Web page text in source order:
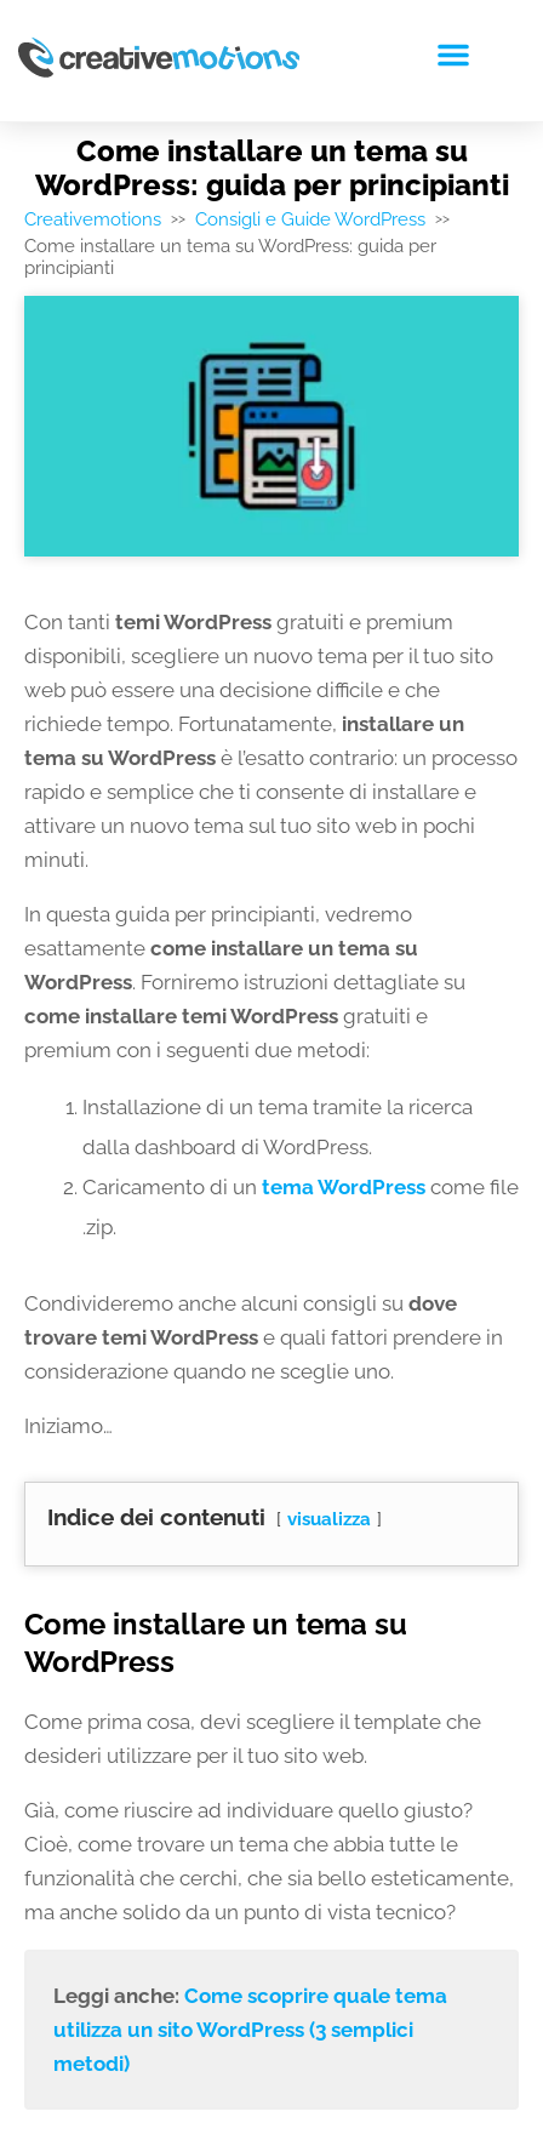
Come installare un tema su
WordPress: guida per principianti
Creativemotions >> Consigli e Guide WordPress >>
Come installare un tema su WordPress: guida per
principianti
Con tanti temi WordPress gratuiti e premium
disponibili, scegliere un nuovo tema per il tuo sito
web può essere una decisione difficile e che
richiede tempo. Fortunatamente, installare un
tema su WordPress è l’esatto contrario: un processo
rapido e semplice che ti consente di installare e
attivare un nuovo tema sul tuo sito web in pochi
minuti.
In questa guida per principianti, vedremo
esattamente come installare un tema su
WordPress. Forniremo istruzioni dettagliate su
come installare temi WordPress gratuiti e
premium con i seguenti due metodi:
Installazione di un tema tramite la ricerca
dalla dashboard di WordPress.
Caricamento di un tema WordPress come file
.zip.
Condivideremo anche alcuni consigli su dove
trovare temi WordPress e quali fattori prendere in
considerazione quando ne sceglie uno.
Iniziamo…
Indice dei contenuti visualizza
Come installare un tema su
WordPress
Come prima cosa, devi scegliere il template che
desideri utilizzare per il tuo sito web.
Già, come riuscire ad individuare quello giusto?
Cioè, come trovare un tema che abbia tutte le
funzionalità che cerchi, che sia bello esteticamente,
ma anche solido da un punto di vista tecnico?
Leggi anche:Come scoprire quale tema
utilizza un sito WordPress (3 semplici
metodi)